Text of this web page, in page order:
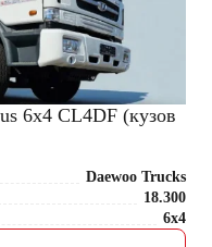
6x4 CL4DF (кузов
Daewoo Trucks
18.300
6x4